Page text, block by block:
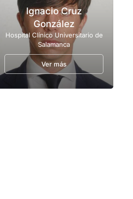
Ignacio Cruz
González
Hospital Clínico Universitario de
Salamanca
Ver más